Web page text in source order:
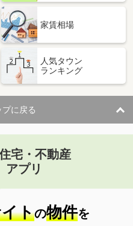
家賃相場
人気タウン
ランキング
に戻る
宅・不動産
アプリ
トの物件を